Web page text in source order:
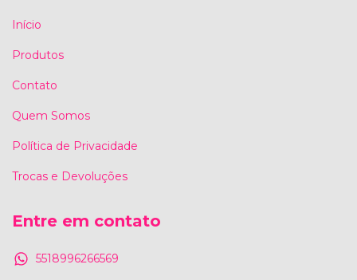
Início
Produtos
Contato
Quem Somos
Política de Privacidade
Trocas e Devoluções
Entre em contato
5518996266569